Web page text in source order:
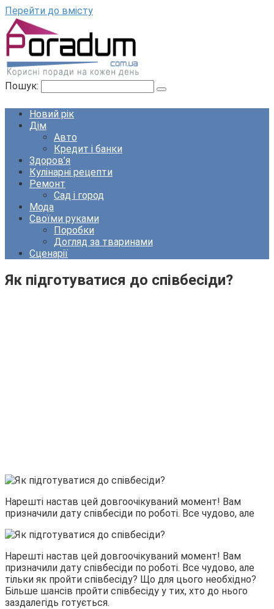
Перейти до вмісту
Пошук:
Новий рік
Дім
Авто
Кредит і банки
Здоров’я
Кулінарні рецепти
Ремонт
Сад і город
Мода
Своїми руками
Поробки
Догляд за тваринами
Сценарії
Як підготуватися до співбесіди?
Нарешті настав цей довгоочікуваний момент! Вам
призначили дату співбесіди по роботі. Все чудово, але
Нарешті настав цей довгоочікуваний момент! Вам
призначили дату співбесіди по роботі. Все чудово, але
тільки як пройти співбесіду? Що для цього необхідно?
Більше шансів пройти співбесіду у тих, хто до нього
заздалегідь готується.